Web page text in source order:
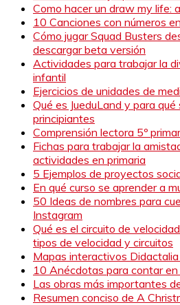
Como hacer un draw my life:
10 Canciones con números
Cómo jugar Squad Busters
descargar beta versión
Actividades para trabajar la
infantil
Ejercicios de unidades de
Qué es JueduLand y para qué
principiantes
Comprensión lectora 5º
Fichas para trabajar la
actividades en primaria
5 Ejemplos de proyectos
En qué curso se aprender a
50 Ideas de nombres para
Instagram
Qué es el circuito de
tipos de velocidad y circuitos
Mapas interactivos
10 Anécdotas para contar en
Las obras más importantes
Resumen conciso de A